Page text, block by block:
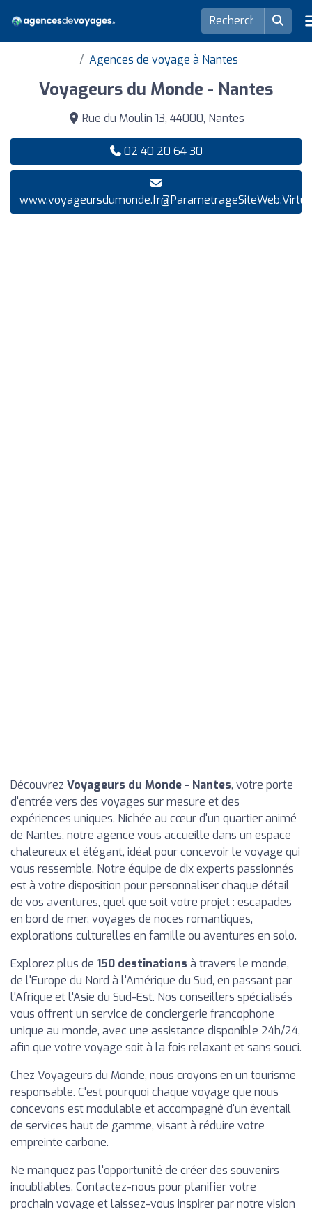
Agences de voyage à Nantes
Voyageurs du Monde - Nantes
Rue du Moulin 13, 44000, Nantes
02 40 20 64 30
Découvrez Voyageurs du Monde - Nantes, votre porte
d'entrée vers des voyages sur mesure et des
expériences uniques. Nichée au cœur d'un quartier animé
de Nantes, notre agence vous accueille dans un espace
chaleureux et élégant, idéal pour concevoir le voyage qui
vous ressemble. Notre équipe de dix experts passionnés
est à votre disposition pour personnaliser chaque détail
de vos aventures, quel que soit votre projet : escapades
en bord de mer, voyages de noces romantiques,
explorations culturelles en famille ou aventures en solo.
Explorez plus de 150 destinations à travers le monde,
de l'Europe du Nord à l'Amérique du Sud, en passant par
l'Afrique et l'Asie du Sud-Est. Nos conseillers spécialisés
vous offrent un service de conciergerie francophone
unique au monde, avec une assistance disponible 24h/24,
afin que votre voyage soit à la fois relaxant et sans souci.
Chez Voyageurs du Monde, nous croyons en un tourisme
responsable. C'est pourquoi chaque voyage que nous
concevons est modulable et accompagné d'un éventail
de services haut de gamme, visant à réduire votre
empreinte carbone.
Ne manquez pas l'opportunité de créer des souvenirs
inoubliables. Contactez-nous pour planifier votre
prochain voyage et laissez-vous inspirer par notre vision